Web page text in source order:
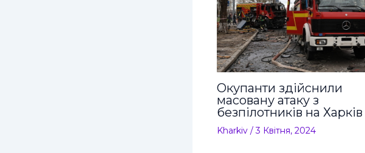
Окупанти здійснили
масовану атаку з
безпілотників на Харків
Kharkiv /3 Квітня, 2024